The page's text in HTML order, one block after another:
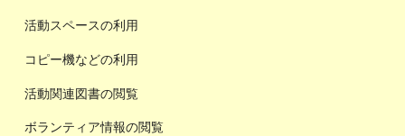
活動スペースの利用
コピー機などの利用
活動関連図書の閲覧
ボランティア情報の閲覧